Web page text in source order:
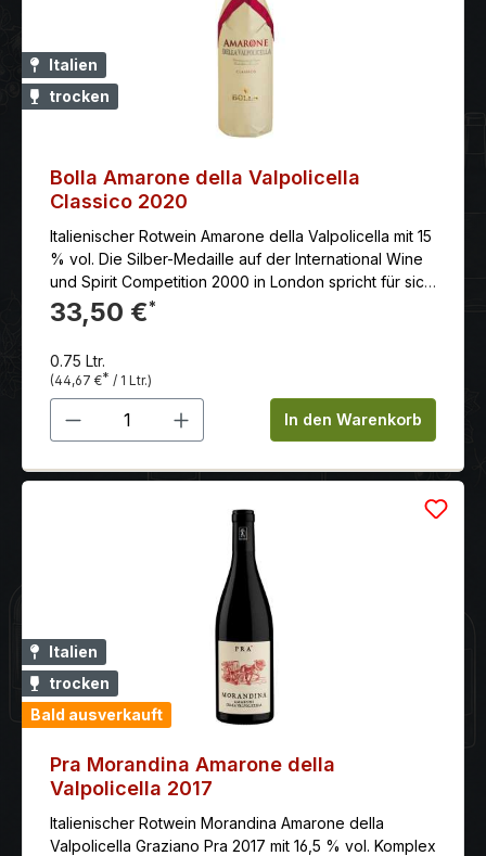
Werke über den Wein verfasste
Italien
trocken
Bolla Amarone della Valpolicella
Classico 2020
Italienischer Rotwein Amarone della Valpolicella mit 15
% vol. Die Silber-Medaille auf der International Wine
und Spirit Competition 2000 in London spricht für sich.
Ein großartiger Amarone mit einem Bouquet von
Sauerkirschen und Zitrusfrüchten. Nuancen von
Geschmack dieses 3 Jahre in Fässern aus
slawonischer Eiche gereiften Amarone ab.
Serviertemperatur: 18.00 °C schon trinkbar: gut vorher
öffnen: 3 Std. Weinbearbeitung: Die Rebsorten
Februar auf Holzgitterwerken leicht gedörrt.Der Wein
reift über drei Jahre in Fässern aus Slawonien-Eiche.
33,50 €*
0.75 Ltr.
(44,67 €* / 1 Ltr.)
Produkt Anzahl: Gib denIn den Warenkorb
Italien
trocken
Bald ausverkauft
Pra Morandina Amarone della
Valpolicella 2017
Italienischer Rotwein Morandina Amarone della
Valpolicella Graziano Pra 2017 mit 16,5 % vol. Komplex